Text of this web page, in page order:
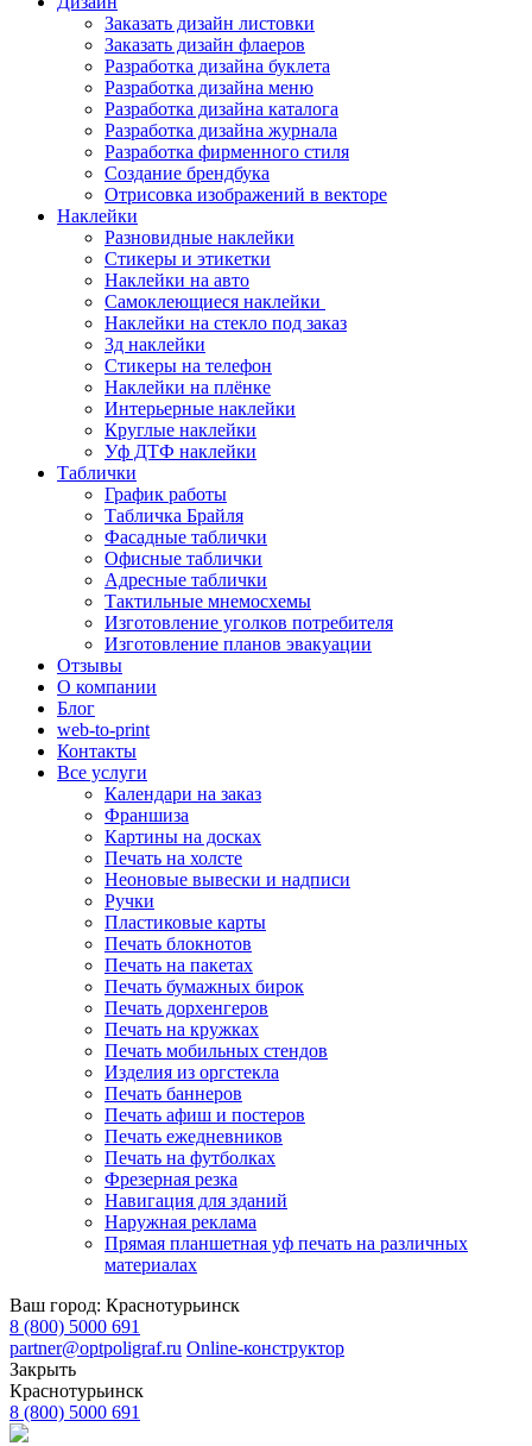
Заказать дизайн листовки
Заказать дизайн флаеров
Разработка дизайна буклета
Разработка дизайна меню
Разработка дизайна каталога
Разработка дизайна журнала
Разработка фирменного стиля
Создание брендбука
Отрисовка изображений в векторе
Наклейки
Разновидные наклейки
Стикеры и этикетки
Наклейки на авто
Самоклеющиеся наклейки
Наклейки на стекло под заказ
3д наклейки
Cтикеры на телефон
Наклейки на плёнке
Интерьерные наклейки
Круглые наклейки
Уф ДТФ наклейки
Таблички
График работы
Табличка Брайля
Фасадные таблички
Офисные таблички
Адресные таблички
Тактильные мнемосхемы
Изготовление уголков потребителя
Изготовление планов эвакуации
Отзывы
О компании
Блог
web-to-print
Контакты
Все услуги
Календари на заказ
Франшиза
Картины на досках
Печать на холсте
Неоновые вывески и надписи
Ручки
Пластиковые карты
Печать блокнотов
Печать на пакетах
Печать бумажных бирок
Печать дорхенгеров
Печать на кружках
Печать мобильных стендов
Изделия из оргстекла
Печать баннеров
Печать афиш и постеров
Печать ежедневников
Печать на футболках
Фрезерная резка
Навигация для зданий
Наружная реклама
Прямая планшетная уф печать на различных
материалах
Ваш город: Краснотурьинск
8 (800) 5000 691
partner@optpoligraf.ru Online-конструктор
Закрыть
Краснотурьинск
8 (800) 5000 691